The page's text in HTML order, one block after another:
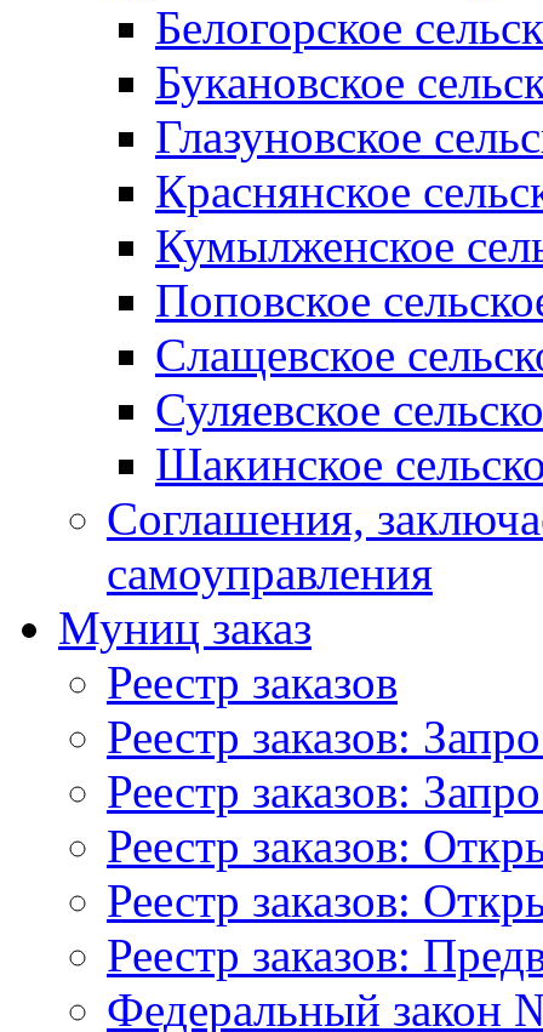
Белогорское
Букановское
Глазуновское
Краснянское
Кумылженское
Поповское
Слащевское
Суляевское
Шакинское
Соглашения,
самоуправления
Муниц заказ
Реестр заказов
Реестр заказов:
Реестр заказов:
Реестр заказов:
Реестр заказов:
Реестр заказов:
Федеральный закон